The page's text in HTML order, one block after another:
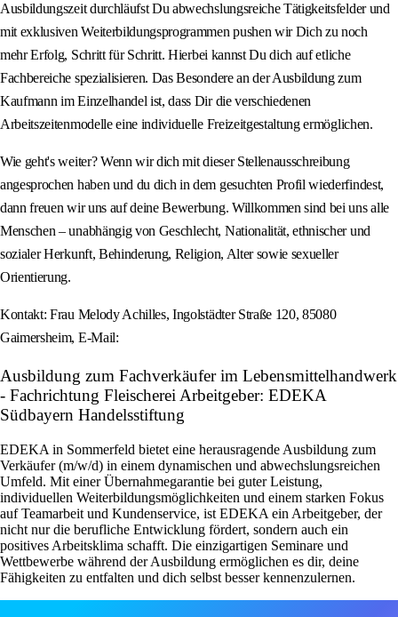
Ausbildungszeit durchläufst Du abwechslungsreiche Tätigkeitsfelder und
mit exklusiven Weiterbildungsprogrammen pushen wir Dich zu noch
mehr Erfolg, Schritt für Schritt. Hierbei kannst Du dich auf etliche
Fachbereiche spezialisieren. Das Besondere an der Ausbildung zum
Kaufmann im Einzelhandel ist, dass Dir die verschiedenen
Arbeitszeitenmodelle eine individuelle Freizeitgestaltung ermöglichen.
Wie geht's weiter? Wenn wir dich mit dieser Stellenausschreibung
angesprochen haben und du dich in dem gesuchten Profil wiederfindest,
dann freuen wir uns auf deine Bewerbung. Willkommen sind bei uns alle
Menschen – unabhängig von Geschlecht, Nationalität, ethnischer und
sozialer Herkunft, Behinderung, Religion, Alter sowie sexueller
Orientierung.
Kontakt: Frau Melody Achilles, Ingolstädter Straße 120, 85080
Gaimersheim, E-Mail:
Ausbildung zum Fachverkäufer im Lebensmittelhandwerk
- Fachrichtung Fleischerei Arbeitgeber: EDEKA
Südbayern Handelsstiftung
EDEKA in Sommerfeld bietet eine herausragende Ausbildung zum
Verkäufer (m/w/d) in einem dynamischen und abwechslungsreichen
Umfeld. Mit einer Übernahmegarantie bei guter Leistung,
individuellen Weiterbildungsmöglichkeiten und einem starken Fokus
auf Teamarbeit und Kundenservice, ist EDEKA ein Arbeitgeber, der
nicht nur die berufliche Entwicklung fördert, sondern auch ein
positives Arbeitsklima schafft. Die einzigartigen Seminare und
Wettbewerbe während der Ausbildung ermöglichen es dir, deine
Fähigkeiten zu entfalten und dich selbst besser kennenzulernen.